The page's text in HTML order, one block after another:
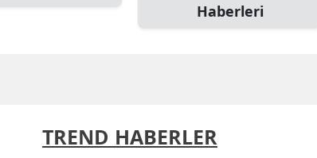
Haberleri
TREND HABERLER